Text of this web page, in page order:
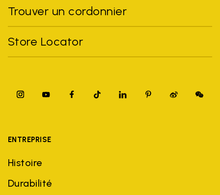
Trouver un cordonnier
Store Locator
ENTREPRISE
Histoire
Durabilité